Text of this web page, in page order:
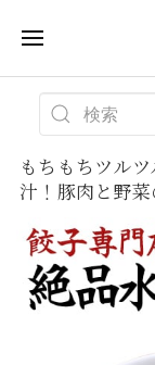
もちもちツル
汁！豚肉と野菜